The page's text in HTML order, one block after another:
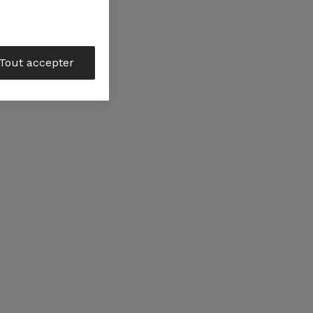
Tout accepter